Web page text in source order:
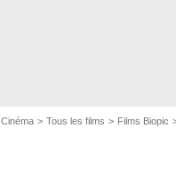
Cinéma Tous les films Films Biopic